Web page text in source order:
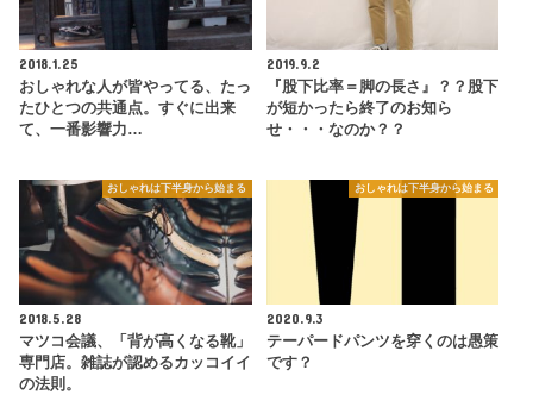
2018.1.25
おしゃれな人が皆やってる、たっ
たひとつの共通点。すぐに出来
て、一番影響力…
2019.9.2
『股下比率＝脚の長さ』？？股下
が短かったら終了のお知ら
せ・・・なのか？？
おしゃれは下半身から始まる
2018.5.28
マツコ会議、「背が高くなる靴」
専門店。雑誌が認めるカッコイイ
の法則。
おしゃれは下半身から始まる
2020.9.3
テーパードパンツを穿くのは愚策
です？